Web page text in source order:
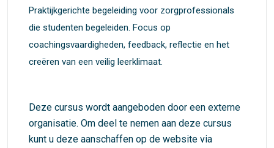
Praktijkgerichte begeleiding voor zorgprofessionals
die studenten begeleiden. Focus op
coachingsvaardigheden, feedback, reflectie en het
creëren van een veilig leerklimaat.
Deze cursus wordt aangeboden door een externe
organisatie. Om deel te nemen aan deze cursus
kunt u deze aanschaffen op de website via